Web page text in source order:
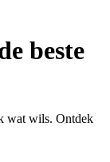
beste
wat wils. Ontdek